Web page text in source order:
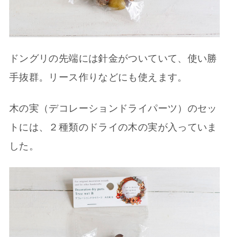
ドングリの先端には針金がついていて、使い勝
手抜群。リース作りなどにも使えます。
木の実（デコレーションドライパーツ）のセッ
トには、２種類のドライの木の実が入っていま
した。